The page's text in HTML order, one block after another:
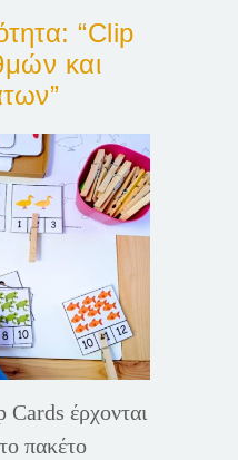
“Clip
και
έρχονται
πακέτο